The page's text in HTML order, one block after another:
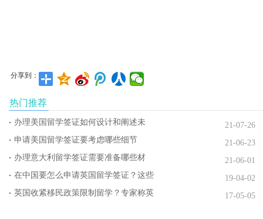
分享到：
热门推荐
办理美国留学签证如何设计和阐述未
21-07-26
申请美国留学签证要考虑哪些细节
21-06-23
办理意大利留学签证需要准备哪些材
21-06-01
在中国要怎么申请英国留学签证？这些
19-04-02
英国收紧移民政策限制留学？专家称英
17-05-05